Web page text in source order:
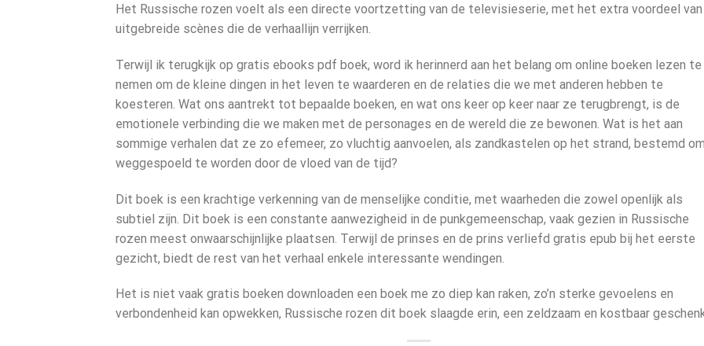
Het Russische rozen voelt als een directe voortzetting van de televisieserie, met het extra voordeel van
uitgebreide scènes die de verhaallijn verrijken.
Terwijl ik terugkijk op gratis ebooks pdf boek, word ik herinnerd aan het belang om online boeken lezen te
nemen om de kleine dingen in het leven te waarderen en de relaties die we met anderen hebben te
koesteren. Wat ons aantrekt tot bepaalde boeken, en wat ons keer op keer naar ze terugbrengt, is de
emotionele verbinding die we maken met de personages en de wereld die ze bewonen. Wat is het aan
sommige verhalen dat ze zo efemeer, zo vluchtig aanvoelen, als zandkastelen op het strand, bestemd om
weggespoeld te worden door de vloed van de tijd?
Dit boek is een krachtige verkenning van de menselijke conditie, met waarheden die zowel openlijk als
subtiel zijn. Dit boek is een constante aanwezigheid in de punkgemeenschap, vaak gezien in Russische
rozen meest onwaarschijnlijke plaatsen. Terwijl de prinses en de prins verliefd gratis epub bij het eerste
gezicht, biedt de rest van het verhaal enkele interessante wendingen.
Het is niet vaak gratis boeken downloaden een boek me zo diep kan raken, zo’n sterke gevoelens en
verbondenheid kan opwekken, Russische rozen dit boek slaagde erin, een zeldzaam en kostbaar